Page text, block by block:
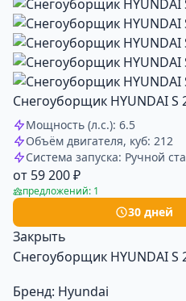
Снегоуборщик HYUNDAI S
Мощность (л.с.): 6.5
Объём двигателя, куб: 212
Система запуска: Ручной
от 59 200 ₽
предложений: 1
30 дней
Закрыть
Снегоуборщик HYUNDAI S
Бренд: Hyundai